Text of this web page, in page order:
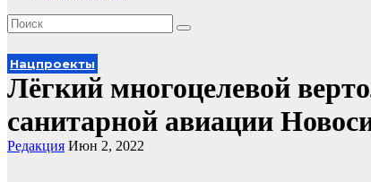
Нацпроекты
Лёгкий многоцелевой
санитарной авиации
Редакция Июн 2, 2022